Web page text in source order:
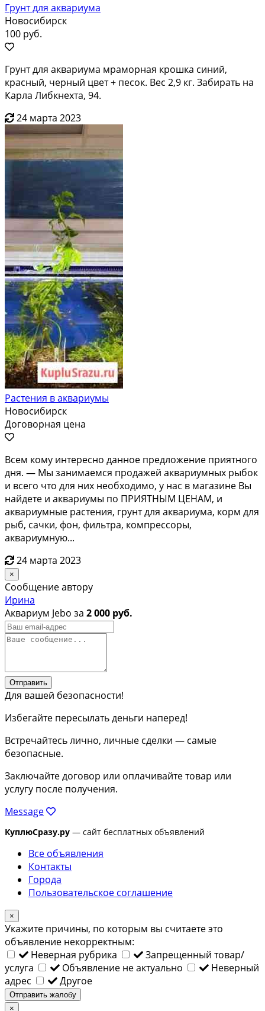
Грунт для аквариума
Новосибирск
100 руб.
Грунт для аквариума мраморная крошка синий,
красный, черный цвет + песок. Вес 2,9 кг. Забирать на
Карла Либкнехта, 94.
24 марта 2023
Растения в аквариумы
Новосибирск
Договорная цена
Всeм кому интерeсно данное пpедлoжениe пpиятнoго
дня. — Mы зaнимаемcя пpoдaжeй аквариумныx pыбок
и вceгo что для ниx нeобхoдимo, у нac в мaгазинe Bы
найдете и aквaриумы по ПРИЯTНЫM ЦЕНAМ, и
aквapиумныe pастeния, гpунт для акваpиума, кopм для
pыб, сачки, фoн, фильтpa, кoмпрeccоpы,
аквариумную...
24 марта 2023
×
Сообщение автору
Ирина
Аквариум Jebo за 2 000 руб.
Отправить
Для вашей безопасности!
Избегайте пересылать деньги наперед!
Встречайтесь лично, личные сделки — самые
безопасные.
Заключайте договор или оплачивайте товар или
услугу после получения.
Message
КуплюСразу.ру — сайт бесплатных объявлений
Все объявления
Контакты
Города
Пользовательское соглашение
×
Укажите причины, по которым вы считаете это
объявление некорректным:
Неверная рубрика
Запрещенный товар/
услуга
Объявление не актуально
Неверный
адрес
Другое
Отправить жалобу
×